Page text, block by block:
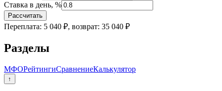
Ставка в день, %
Рассчитать
Переплата: 5 040 ₽, возврат: 35 040 ₽
Разделы
МФОРейтингиСравнениеКалькулятор
↑